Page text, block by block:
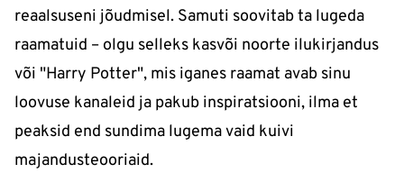
reaalsuseni jõudmisel. Samuti soovitab ta lugeda
raamatuid – olgu selleks kasvõi noorte ilukirjandus
või "Harry Potter", mis iganes raamat avab sinu
loovuse kanaleid ja pakub inspiratsiooni, ilma et
peaksid end sundima lugema vaid kuivi
majandusteooriaid.